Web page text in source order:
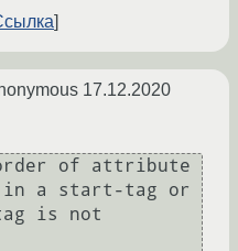
17.12.2020
of attribute
in a start-tag or
is not